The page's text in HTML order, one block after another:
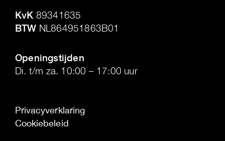
KvK 89341635
BTW NL864951863B01
Openingstijden
Di. t/m za. 10:00 – 17:00 uur
Privacyverklaring
Cookiebeleid